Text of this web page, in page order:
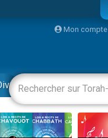
Mon compte
Livres